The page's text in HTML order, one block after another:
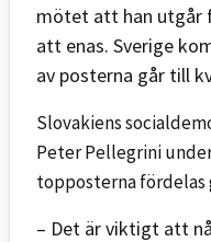
mötet att han utgår
att enas. Sverige
av posterna går till
Slovakiens
Peter Pellegrini
topposterna
– Det är viktigt att